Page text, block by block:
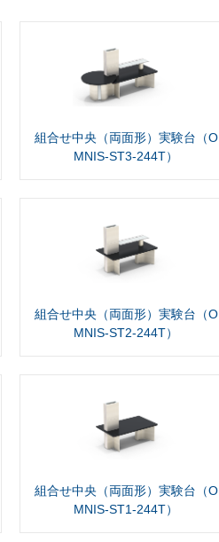
組合せ中央（両面形）実験台（O
MNIS-ST3-244T）
組合せ中央（両面形）実験台（O
MNIS-ST2-244T）
組合せ中央（両面形）実験台（O
MNIS-ST1-244T）